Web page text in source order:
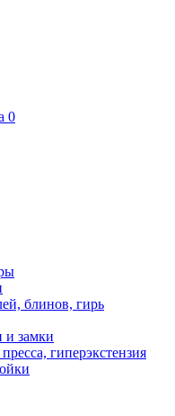
0
блинов, гирь
и замки
гиперэкстензия